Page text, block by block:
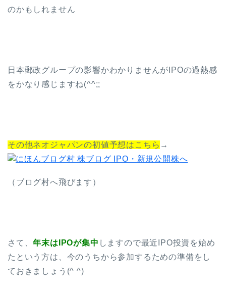
のかもしれません
日本郵政グループの影響かわかりませんがIPOの過熱感
をかなり感じますね(^^;;
その他ネオジャパンの初値予想はこちら →
（ブログ村へ飛びます）
さて、年末はIPOが集中 しますので最近IPO投資を始め
たという方は、今のうちから参加するための準備をし
ておきましょう(^ ^)